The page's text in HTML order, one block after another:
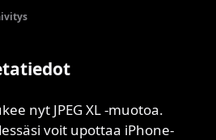
nyt JPEG XL -muotoa.
voit upottaa iPhone-